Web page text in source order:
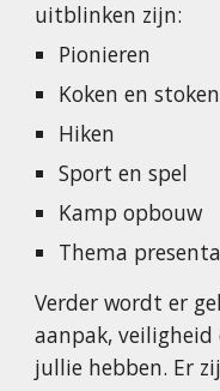
uitblinken zijn:
Pionieren
Koken en stoken
Hiken
Sport en spel
Kamp opbouw
Thema
Verder wordt er
aanpak,
jullie hebben. Er